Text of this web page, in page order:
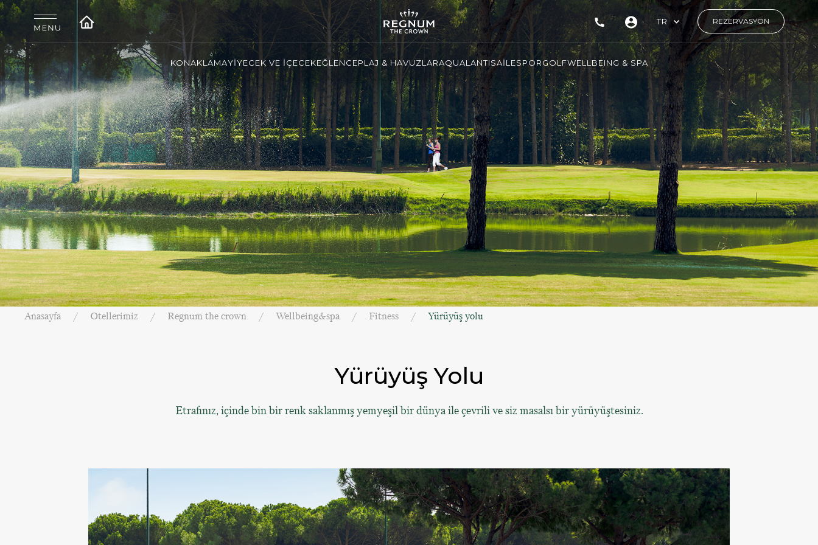
TR REZERVASYON
KONAKLAMAYİYECEK VE İÇECEKEĞLENCEPLAJ & HAVUZLARAQUALANTISAİLESPORGOLFWELLBEING & SPA
Anasayfa Otellerimiz Regnum the crown Wellbeing&spa Fitness Yürüyüş yolu
Yürüyüş Yolu
Etrafınız, içinde bin bir renk saklanmış yemyeşil bir dünya ile çevrili ve siz masalsı bir yürüyüştesiniz.